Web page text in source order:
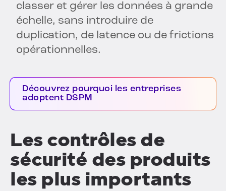
classer et gérer les données à grande
échelle, sans introduire de
duplication, de latence ou de frictions
opérationnelles.
Découvrez pourquoi les entreprises
adoptent DSPM
Les contrôles de
sécurité des produits
les plus importants